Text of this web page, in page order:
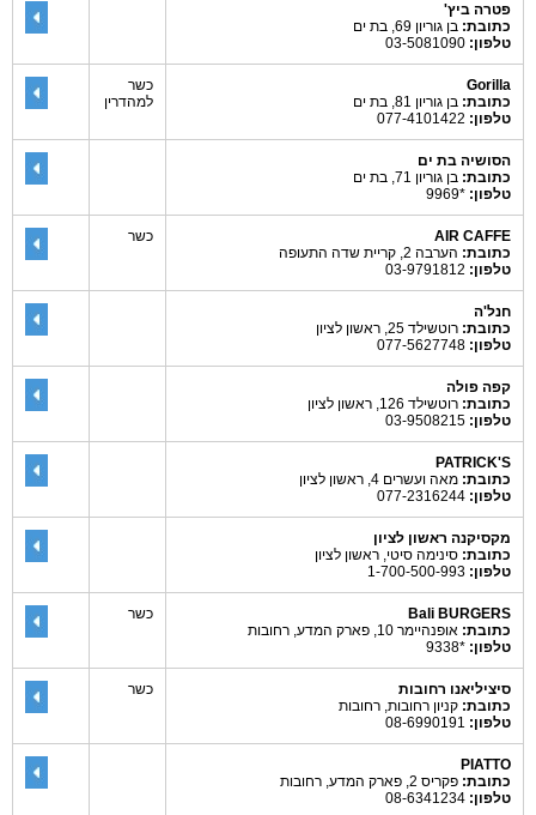
פטרה ביץ'
כתובת: בן גוריון 69, בת ים
טלפון:
Gorilla
כתובת: בן גוריון 81, בת ים
טלפון:
כשר
למהדרין
הסושיה בת ים
כתובת: בן גוריון 71, בת ים
טלפון: *9969
AIR CAFFE
כתובת: הערבה 2, קריית שדה התעופה
טלפון:
כשר
חנל'ה
כתובת: רוטשילד 25, ראשון לציון
טלפון:
קפה פולה
כתובת: רוטשילד 126, ראשון לציון
טלפון:
PATRICK'S
כתובת: מאה ועשרים 4, ראשון לציון
טלפון:
מקסיקנה ראשון לציון
כתובת: סינימה סיטי, ראשון לציון
טלפון:
Bali BURGERS
כתובת: אופנהיימר 10, פארק המדע, רחובות
טלפון: *9338
כשר
סיציליאנו רחובות
כתובת: קניון רחובות, רחובות
טלפון:
כשר
PIATTO
כתובת: פקריס 2, פארק המדע, רחובות
טלפון: